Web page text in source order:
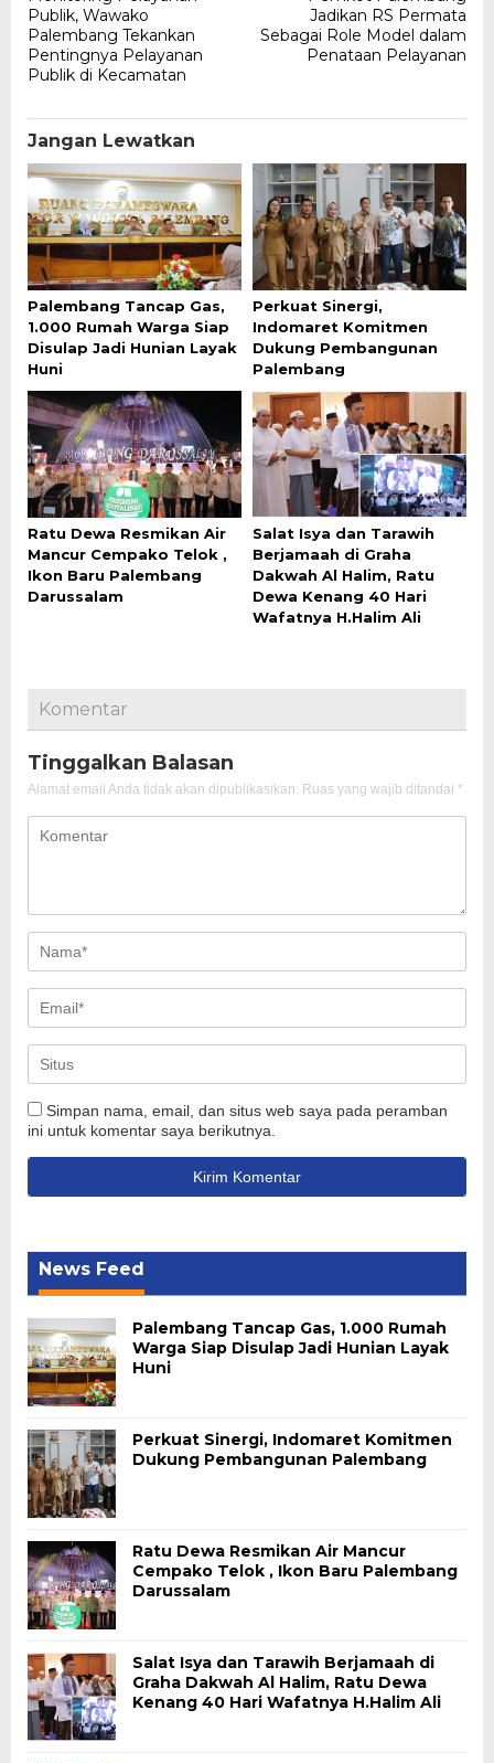
pos
Publik, Wawako
Palembang Tekankan
Pentingnya Pelayanan
Publik di Kecamatan
Jadikan RS Permata
Sebagai Role Model dalam
Penataan Pelayanan
Jangan Lewatkan
Palembang Tancap Gas,
1.000 Rumah Warga Siap
Disulap Jadi Hunian Layak
Huni
Perkuat Sinergi,
Indomaret Komitmen
Dukung Pembangunan
Palembang
Ratu Dewa Resmikan Air
Mancur Cempako Telok ,
Ikon Baru Palembang
Darussalam
Salat Isya dan Tarawih
Berjamaah di Graha
Dakwah Al Halim, Ratu
Dewa Kenang 40 Hari
Wafatnya H.Halim Ali
Komentar
Tinggalkan Balasan
Alamat email Anda tidak akan dipublikasikan. Ruas yang wajib ditandai *
Simpan nama, email, dan situs web saya pada peramban
ini untuk komentar saya berikutnya.
News Feed
Palembang Tancap Gas, 1.000 Rumah
Warga Siap Disulap Jadi Hunian Layak
Huni
Perkuat Sinergi, Indomaret Komitmen
Dukung Pembangunan Palembang
Ratu Dewa Resmikan Air Mancur
Cempako Telok , Ikon Baru Palembang
Darussalam
Salat Isya dan Tarawih Berjamaah di
Graha Dakwah Al Halim, Ratu Dewa
Kenang 40 Hari Wafatnya H.Halim Ali